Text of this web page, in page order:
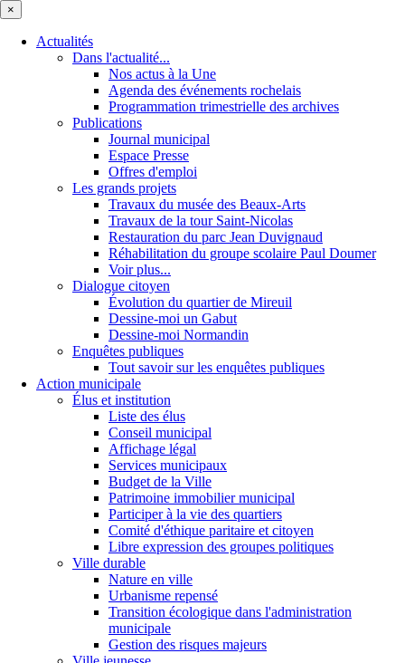
×
Actualités
Dans l'actualité...
Nos actus à la Une
Agenda des événements rochelais
Programmation trimestrielle des archives
Publications
Journal municipal
Espace Presse
Offres d'emploi
Les grands projets
Travaux du musée des Beaux-Arts
Travaux de la tour Saint-Nicolas
Restauration du parc Jean Duvignaud
Réhabilitation du groupe scolaire Paul Doumer
Voir plus...
Dialogue citoyen
Évolution du quartier de Mireuil
Dessine-moi un Gabut
Dessine-moi Normandin
Enquêtes publiques
Tout savoir sur les enquêtes publiques
Action municipale
Élus et institution
Liste des élus
Conseil municipal
Affichage légal
Services municipaux
Budget de la Ville
Patrimoine immobilier municipal
Participer à la vie des quartiers
Comité d'éthique paritaire et citoyen
Libre expression des groupes politiques
Ville durable
Nature en ville
Urbanisme repensé
Transition écologique dans l'administration
municipale
Gestion des risques majeurs